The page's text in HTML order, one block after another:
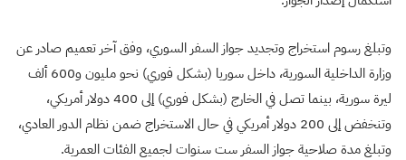
وتبلغ رسوم استخراج وتجديد جواز السفر السوري، وفق آخر تعميم صادر عن
وزارة الداخلية السورية، داخل سوريا (بشكل فوري) نحو مليون و600 ألف
ليرة سورية، بينما تصل في الخارج (بشكل فوري) إلى 400 دولار أمريكي،
وتنخفض إلى 200 دولار أمريكي في حال الاستخراج ضمن نظام الدور العادي،
وتبلغ مدة صلاحية جواز السفر ست سنوات لجميع الفئات العمرية.